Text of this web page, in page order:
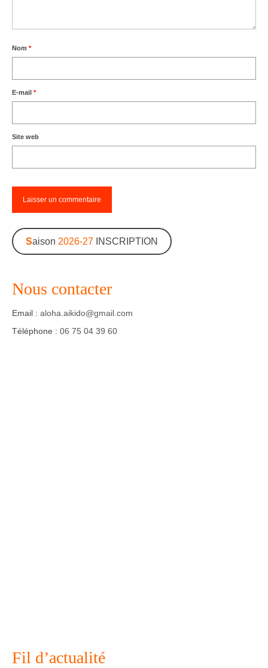
Nom *
E-mail *
Site web
Saison 2026-27INSCRIPTION
Nous contacter
Email : aloha.aikido@gmail.com
Téléphone : 06 75 04 39 60
Fil d’actualité